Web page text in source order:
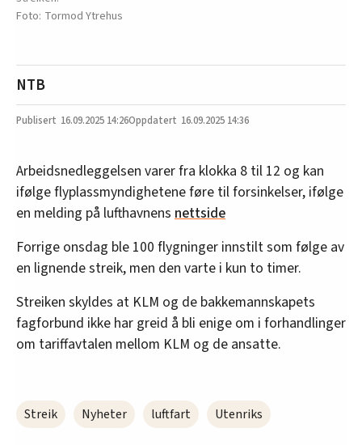
Tormod Ytrehus
NTB
16.09.2025 14:26 16.09.2025 14:36
Arbeidsnedleggelsen varer fra klokka 8 til 12 og kan
ifølge flyplassmyndighetene føre til forsinkelser, ifølge
en melding på lufthavnens nettside
Forrige onsdag ble 100 flygninger innstilt som følge av
en lignende streik, men den varte i kun to timer.
Streiken skyldes at KLM og de bakkemannskapets
fagforbund ikke har greid å bli enige om i forhandlinger
om tariffavtalen mellom KLM og de ansatte.
Streik Nyheter luftfart Utenriks